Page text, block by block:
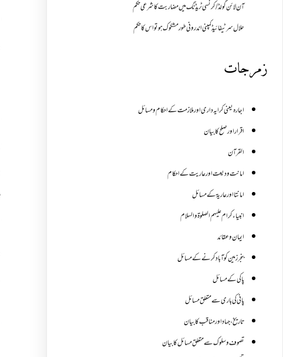
آن لائن گولڈ /کرنسی ٹریڈنگ میں مضاربت کا شرعی حکم
حلال سرٹیفائیڈ کمپنی اندرونی طور مشکوک ہو تو اس کا حکم
زمرجات
اجارہ یعنی کرایہ داری اور ملازمت کے احکام و مسائل
اقرار اور صلح کا بیان
القرآن
امانت ودیعت اورعاریت کے احکام
امانتا اور عاریة کے مسائل
انبیاء کرام علیہم الصلوۃ والسلام
ایمان وعقائد
بنجر زمین کو آباد کرنے کے مسائل
پاکی کے مسائل
پانی کی باری سے متعلق مسائل
تاریخ،جہاد اور مناقب کا بیان
تصوف و سلوک سے متعلق مسائل کا بیان